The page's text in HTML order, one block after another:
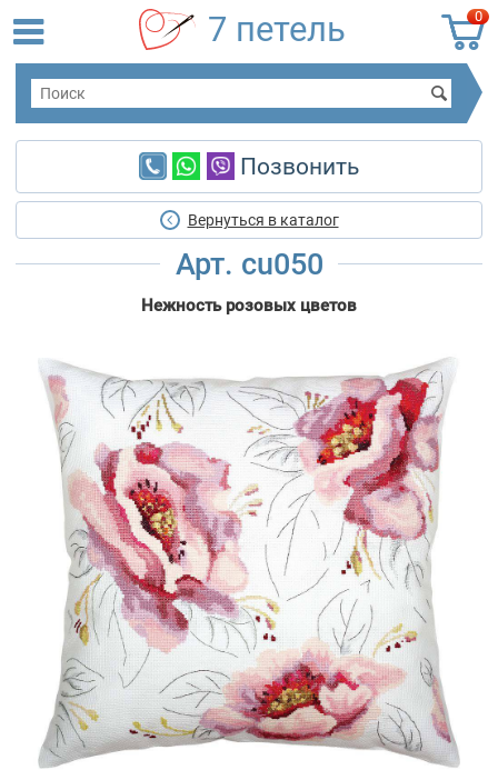
0
7 петель
Позвонить
Вернуться в каталог
Арт. cu050
Нежность розовых цветов